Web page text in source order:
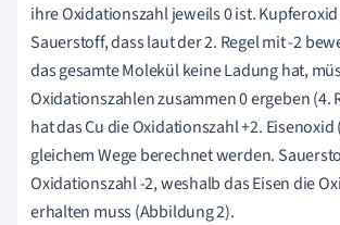
ihre Oxidationszahl jeweils 0 ist. Kupferoxid
Sauerstoff, dass laut der 2. Regel mit -2
das gesamte Molekül keine Ladung hat,
Oxidationszahlen zusammen 0 ergeben (4.
hat das Cu die Oxidationszahl +2. Eisenoxid
gleichem Wege berechnet werden.
Oxidationszahl -2, weshalb das Eisen die
erhalten muss (Abbildung 2).